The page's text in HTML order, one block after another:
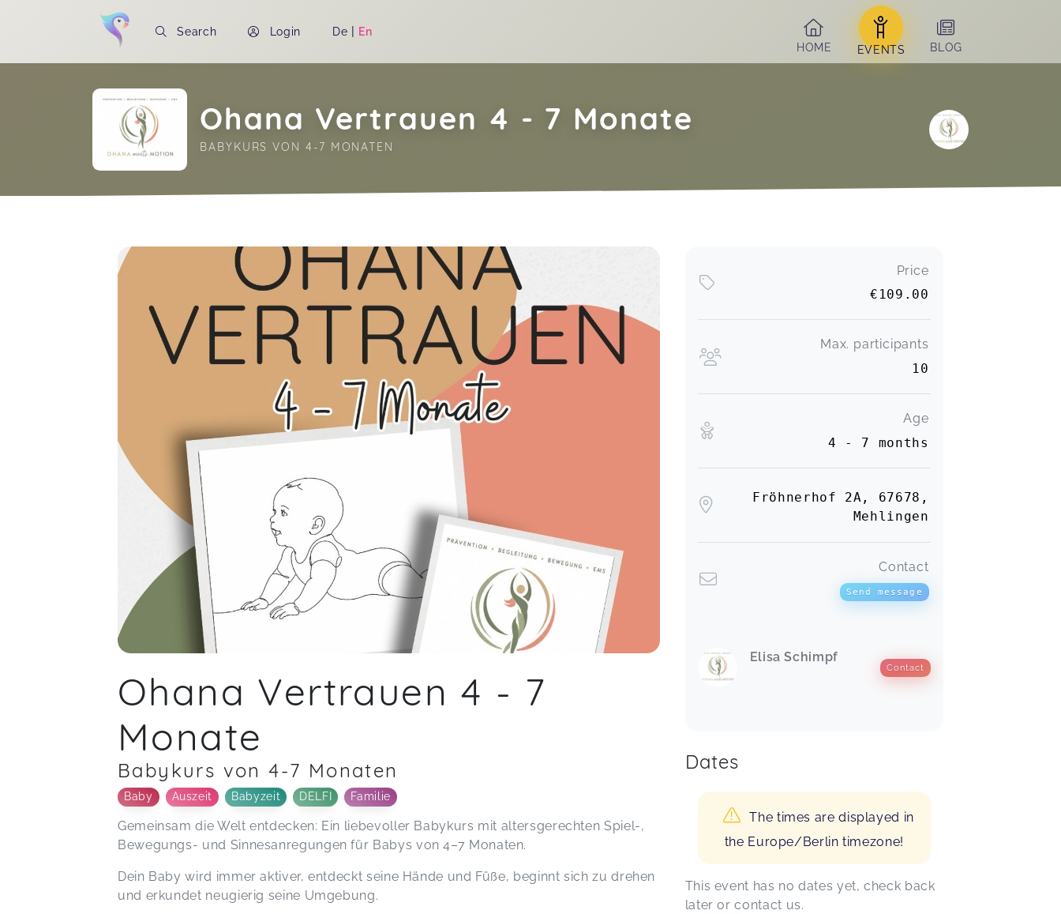
Search Login De | En
HOME
EVENTS BLOG
Ohana Vertrauen 4 - 7 Monate
BABYKURS VON 4-7 MONATEN
Ohana Vertrauen 4 - 7
Monate
Babykurs von 4-7 Monaten
Baby Auszeit Babyzeit DELFI Familie
Gemeinsam die Welt entdecken: Ein liebevoller Babykurs mit altersgerechten Spiel-,
Bewegungs- und Sinnesanregungen für Babys von 4–7 Monaten.
Dein Baby wird immer aktiver, entdeckt seine Hände und Füße, beginnt sich zu drehen
und erkundet neugierig seine Umgebung.
Price
€109.00
Max. participants
10
Age
4 - 7 months
Fröhnerhof 2A, 67678,
Mehlingen
Contact
Send message
Elisa Schimpf
Contact
Dates
The times are displayed in
the Europe/Berlin timezone!
This event has no dates yet, check back
later or contact us.